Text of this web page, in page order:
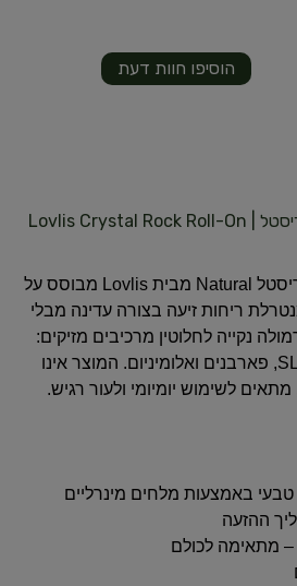
הוסיפו חוות דעת
דאודורנט רול-און אבן קריסטל | Lovlis Crystal Rock Roll-On
דאודורנט רול-און אבן קריסטל Natural מבית Lovlis מבוסס על
ריחות זיעה בצורה עדינה מבלי
נקייה לחלוטין מרכיבים מזיקים:
ללא אלכוהול, סיליקון, SLS, פארבנים ואלומיניום. המוצר אינו
לשימוש יומיומי ולעור רגיש.
באמצעות מלחים מינרליים
ההזעה
– מתאימה לכולם